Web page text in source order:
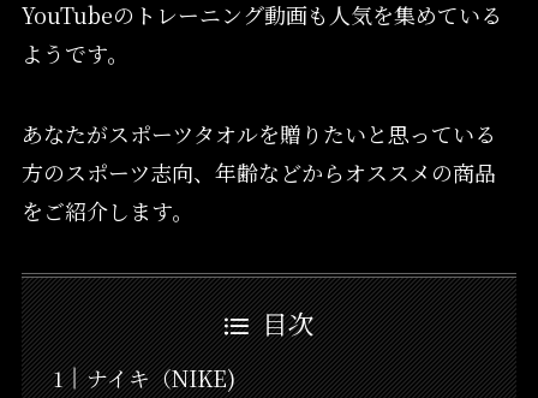
YouTubeのトレーニング動画も人気を集めている
ようです。
あなたがスポーツタオルを贈りたいと思っている
方のスポーツ志向、年齢などからオススメの商品
をご紹介します。
目次
ナイキ（NIKE)